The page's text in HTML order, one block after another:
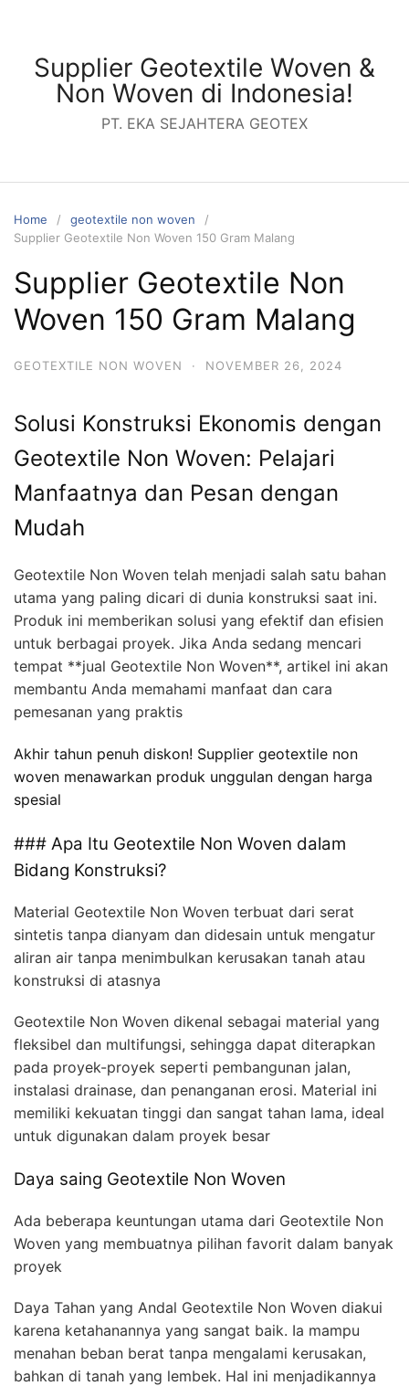
contentSupplier Geotextile Woven &
Non Woven di Indonesia!
PT. EKA SEJAHTERA GEOTEX
Home
geotextile non woven
Supplier Geotextile Non Woven 150 Gram Malang
Supplier Geotextile Non
Woven 150 Gram Malang
GEOTEXTILE NON WOVEN · NOVEMBER 26, 2024
Solusi Konstruksi Ekonomis dengan
Geotextile Non Woven: Pelajari
Manfaatnya dan Pesan dengan
Mudah
Geotextile Non Woven telah menjadi salah satu bahan
utama yang paling dicari di dunia konstruksi saat ini.
Produk ini memberikan solusi yang efektif dan efisien
untuk berbagai proyek. Jika Anda sedang mencari
tempat **jual Geotextile Non Woven**, artikel ini akan
membantu Anda memahami manfaat dan cara
pemesanan yang praktis
Akhir tahun penuh diskon! Supplier geotextile non
woven menawarkan produk unggulan dengan harga
spesial
### Apa Itu Geotextile Non Woven dalam
Bidang Konstruksi?
Material Geotextile Non Woven terbuat dari serat
sintetis tanpa dianyam dan didesain untuk mengatur
aliran air tanpa menimbulkan kerusakan tanah atau
konstruksi di atasnya
Geotextile Non Woven dikenal sebagai material yang
fleksibel dan multifungsi, sehingga dapat diterapkan
pada proyek-proyek seperti pembangunan jalan,
instalasi drainase, dan penanganan erosi. Material ini
memiliki kekuatan tinggi dan sangat tahan lama, ideal
untuk digunakan dalam proyek besar
Daya saing Geotextile Non Woven
Ada beberapa keuntungan utama dari Geotextile Non
Woven yang membuatnya pilihan favorit dalam banyak
proyek
Daya Tahan yang Andal Geotextile Non Woven diakui
karena ketahanannya yang sangat baik. Ia mampu
menahan beban berat tanpa mengalami kerusakan,
bahkan di tanah yang lembek. Hal ini menjadikannya